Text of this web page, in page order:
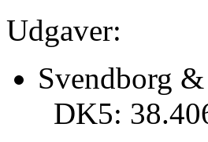
Udgaver:
Svendborg
DK5: